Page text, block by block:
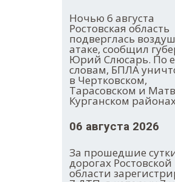
Ночью 6 августа
Ростовская область
подверглась
атаке, сообщил
Юрий Слюсарь. По
словам, БПЛА
в Чертковском,
Тарасовском и
Курганском
06 августа 2026
За прошедшие
дорогах Ростовской
области